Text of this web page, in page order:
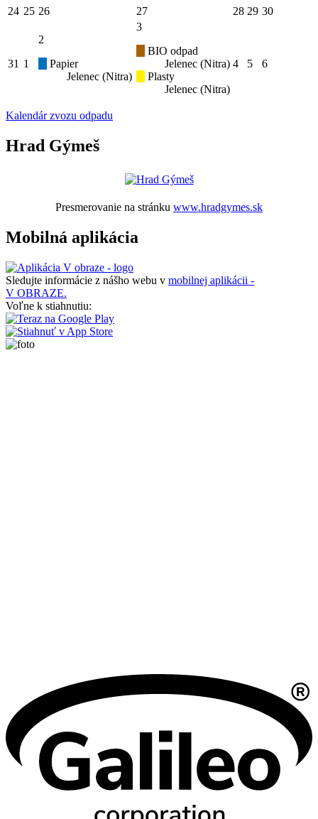
24 25 26 27 28 29 30
31 1
2
Papier
Jelenec (Nitra)
3
BIO odpad
Jelenec (Nitra)
Plasty
Jelenec (Nitra)
4 5 6
Kalendár zvozu odpadu
Hrad Gýmeš
Presmerovanie na stránku www.hradgymes.sk
Mobilná aplikácia
Sledujte informácie z nášho webu v mobilnej aplikácii -
V OBRAZE.
Voľne k stiahnutiu: